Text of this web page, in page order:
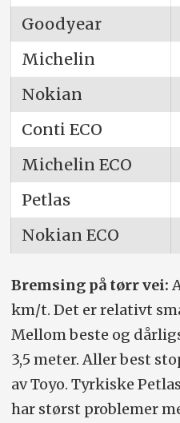
Goodyear
Michelin
Nokian
Conti ECO
Michelin ECO
Petlas
Nokian ECO
Bremsing på tørr vei:
km/t. Det er relativt
Mellom beste og
3,5 meter. Aller best
av Toyo. Tyrkiske
har størst problemer